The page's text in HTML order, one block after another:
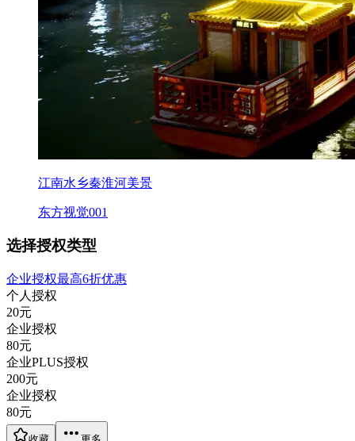
江南水乡秦淮河美景
东方视觉001
选择授权类型
企业授权最高6折优惠
个人授权
20元
企业授权
80元
企业PLUS授权
200元
企业授权
80元